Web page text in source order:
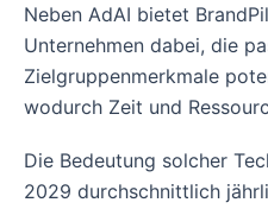
Neben AdAI bietet
Unternehmen dabei, die
Zielgruppenmerkmale
wodurch Zeit und
Die Bedeutung solcher
2029 durchschnittlich